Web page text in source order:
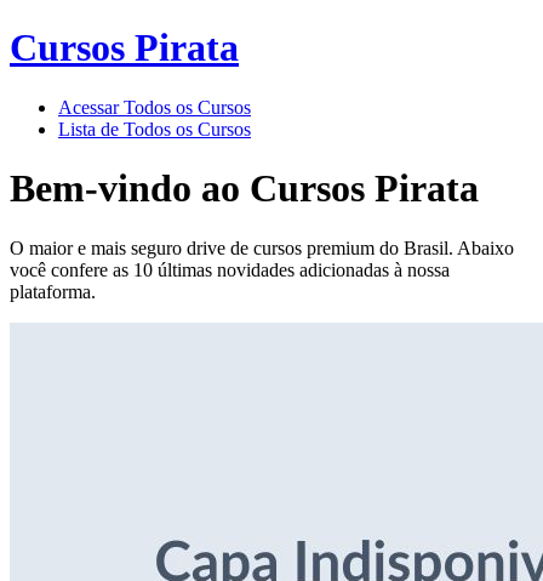
Cursos Pirata
Acessar Todos os Cursos
Lista de Todos os Cursos
Bem-vindo ao Cursos Pirata
O maior e mais seguro drive de cursos premium do Brasil. Abaixo
você confere as 10 últimas novidades adicionadas à nossa
plataforma.